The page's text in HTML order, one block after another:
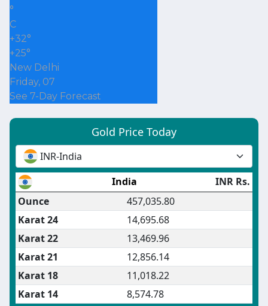
°
C
+32°
+25°
New Delhi
Friday, 07
See 7-Day Forecast